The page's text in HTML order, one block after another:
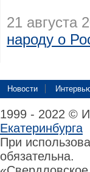
21 августа
народу о
Новости
1999 - 2022 ©
Екатеринбурга
При
обязательна.